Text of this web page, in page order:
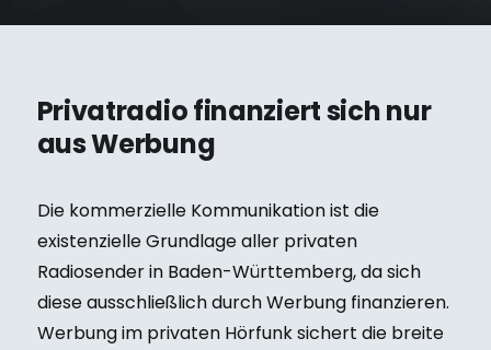
Privatradio finanziert sich nur
aus Werbung
Die kommerzielle Kommunikation ist die
existenzielle Grundlage aller privaten
Radiosender in Baden-Württemberg, da sich
diese ausschließlich durch Werbung finanzieren.
Werbung im privaten Hörfunk sichert die breite